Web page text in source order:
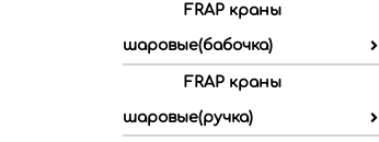
FRAP краны
шаровые(бабочка)
FRAP краны
шаровые(ручка)